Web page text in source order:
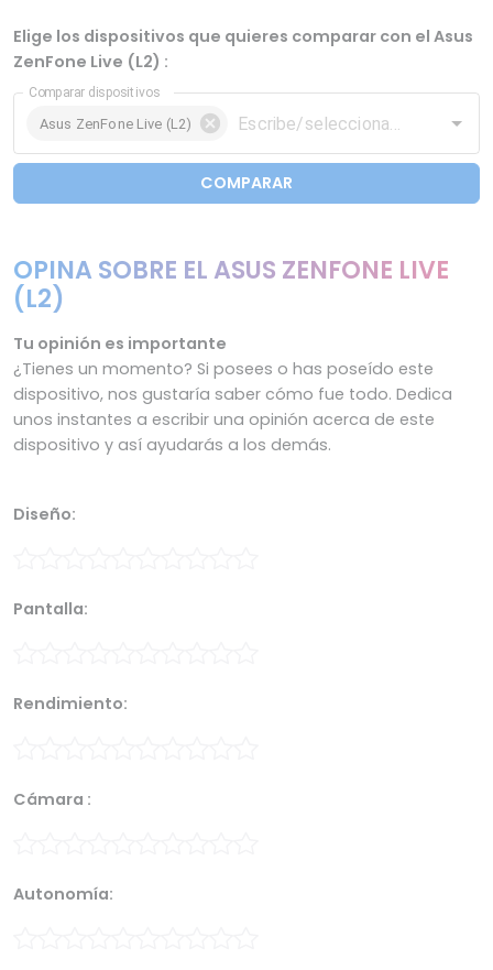
Elige los dispositivos que quieres comparar con el Asus
ZenFone Live (L2) :
Comparar dispositivos
Asus ZenFone Live (L2)
COMPARAR
OPINA SOBRE EL ASUS ZENFONE LIVE
(L2)
Tu opinión es importante
¿Tienes un momento? Si posees o has poseído este
dispositivo, nos gustaría saber cómo fue todo. Dedica
unos instantes a escribir una opinión acerca de este
dispositivo y así ayudarás a los demás.
Diseño:
Pantalla:
Rendimiento:
Cámara :
Autonomía: